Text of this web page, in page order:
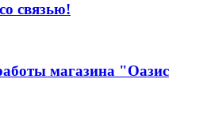
связью!
магазина "Оазис